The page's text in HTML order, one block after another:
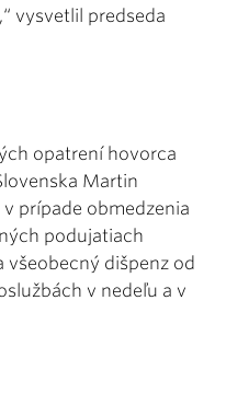
vysvetlil predseda
opatrení hovorca
Martin
prípade obmedzenia
podujatiach
všeobecný dišpenz od
v nedeľu a v